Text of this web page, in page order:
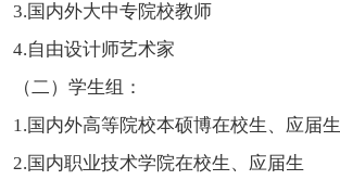
3.国内外大中专院校教师
4.自由设计师艺术家
（二）学生组：
1.国内外高等院校本硕博在校生、应届生
2.国内职业技术学院在校生、应届生